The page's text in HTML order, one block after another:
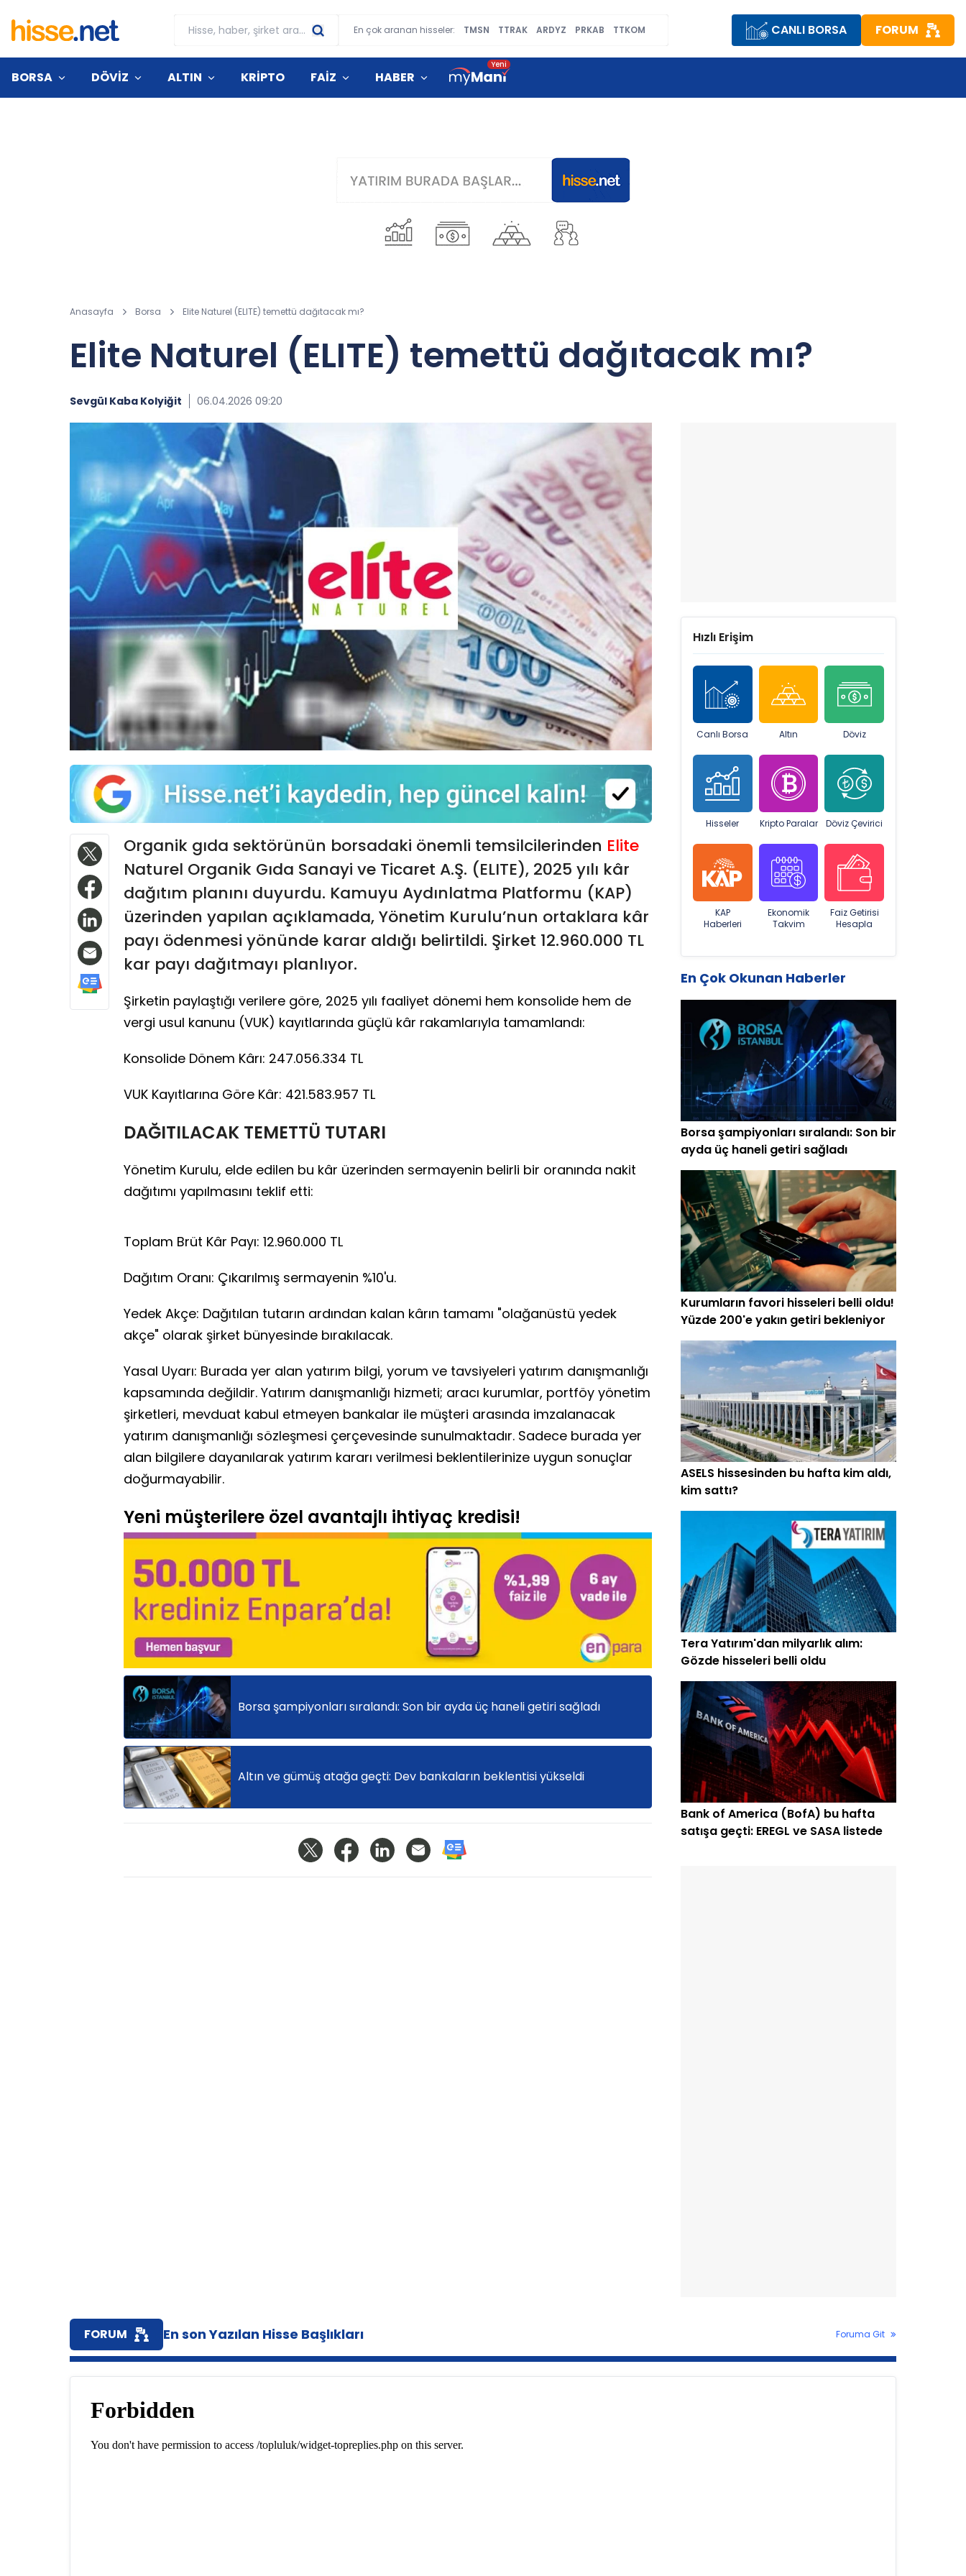
En çok aranan hisseler: TMSN TTRAK ARDYZ PRKAB TTKOM CANLI BORSA FORUM
BORSA DÖVİZ ALTIN KRİPTO FAİZ HABER
Anasayfa Borsa Elite Naturel (ELITE) temettü dağıtacak mı?
Elite Naturel (ELITE) temettü dağıtacak mı?
Sevgül Kaba Kolyiğit 06.04.2026 09:20
Organik gıda sektörünün borsadaki önemli temsilcilerinden Elite
Naturel Organik Gıda Sanayi ve Ticaret A.Ş. (ELITE), 2025 yılı kâr
dağıtım planını duyurdu. Kamuyu Aydınlatma Platformu (KAP)
üzerinden yapılan açıklamada, Yönetim Kurulu’nun ortaklara kâr
payı ödenmesi yönünde karar aldığı belirtildi. Şirket 12.960.000 TL
kar payı dağıtmayı planlıyor.
Şirketin paylaştığı verilere göre, 2025 yılı faaliyet dönemi hem konsolide hem de
vergi usul kanunu (VUK) kayıtlarında güçlü kâr rakamlarıyla tamamlandı:
Konsolide Dönem Kârı: 247.056.334 TL
VUK Kayıtlarına Göre Kâr: 421.583.957 TL
DAĞITILACAK TEMETTÜ TUTARI
Yönetim Kurulu, elde edilen bu kâr üzerinden sermayenin belirli bir oranında nakit
dağıtımı yapılmasını teklif etti:
Toplam Brüt Kâr Payı: 12.960.000 TL
Dağıtım Oranı: Çıkarılmış sermayenin %10'u.
Yedek Akçe: Dağıtılan tutarın ardından kalan kârın tamamı "olağanüstü yedek
akçe" olarak şirket bünyesinde bırakılacak.
Yasal Uyarı: Burada yer alan yatırım bilgi, yorum ve tavsiyeleri yatırım danışmanlığı
kapsamında değildir. Yatırım danışmanlığı hizmeti; aracı kurumlar, portföy yönetim
şirketleri, mevduat kabul etmeyen bankalar ile müşteri arasında imzalanacak
yatırım danışmanlığı sözleşmesi çerçevesinde sunulmaktadır. Sadece burada yer
alan bilgilere dayanılarak yatırım kararı verilmesi beklentilerinize uygun sonuçlar
doğurmayabilir.
Yeni müşterilere özel avantajlı ihtiyaç kredisi!
Borsa şampiyonları sıralandı: Son bir ayda üç haneli getiri sağladı
Altın ve gümüş atağa geçti: Dev bankaların beklentisi yükseldi
Hızlı Erişim
Canlı Borsa Altın Döviz
Hisseler Kripto Paralar Döviz Çevirici
KAP
Haberleri
Ekonomik
Takvim
Faiz Getirisi
Hesapla
En Çok Okunan Haberler
Borsa şampiyonları sıralandı: Son bir
ayda üç haneli getiri sağladı
Kurumların favori hisseleri belli oldu!
Yüzde 200'e yakın getiri bekleniyor
ASELS hissesinden bu hafta kim aldı,
kim sattı?
Tera Yatırım'dan milyarlık alım:
Gözde hisseleri belli oldu
Bank of America (BofA) bu hafta
satışa geçti: EREGL ve SASA listede
FORUM En son Yazılan Hisse Başlıkları Foruma Git